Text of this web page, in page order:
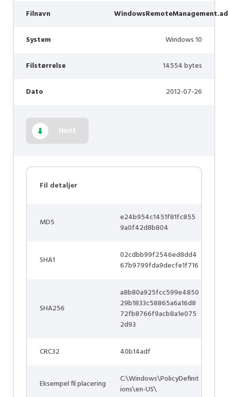
Filnavn
System Windows 10
Filstørrelse 14554 bytes
Dato 2012-07-26
Hent
Fil detaljer
MD5
e24b954c1451f81fc855
9a0f42d8b804
SHA1
02cdbb99f2546ed8dd4
67b9799fda9decfe1f716
SHA256
a8b80a925fcc599e4850
29b1833c58865a6a16d8
72fb8766f9acb8a1e075
2d93
CRC32 40b14adf
Eksempel fil placering
C:\Windows\PolicyDefinit
ions\en-US\